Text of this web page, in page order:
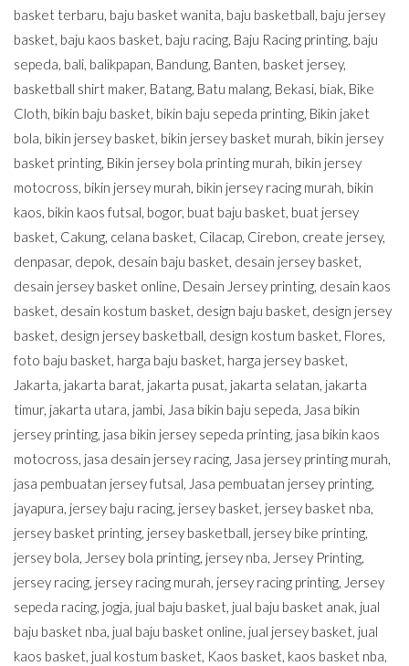
basket terbaru, baju basket wanita, baju basketball, baju jersey
basket, baju kaos basket, baju racing, Baju Racing printing, baju
sepeda, bali, balikpapan, Bandung, Banten, basket jersey,
basketball shirt maker, Batang, Batu malang, Bekasi, biak, Bike
Cloth, bikin baju basket, bikin baju sepeda printing, Bikin jaket
bola, bikin jersey basket, bikin jersey basket murah, bikin jersey
basket printing, Bikin jersey bola printing murah, bikin jersey
motocross, bikin jersey murah, bikin jersey racing murah, bikin
kaos, bikin kaos futsal, bogor, buat baju basket, buat jersey
basket, Cakung, celana basket, Cilacap, Cirebon, create jersey,
denpasar, depok, desain baju basket, desain jersey basket,
desain jersey basket online, Desain Jersey printing, desain kaos
basket, desain kostum basket, design baju basket, design jersey
basket, design jersey basketball, design kostum basket, Flores,
foto baju basket, harga baju basket, harga jersey basket,
Jakarta, jakarta barat, jakarta pusat, jakarta selatan, jakarta
timur, jakarta utara, jambi, Jasa bikin baju sepeda, Jasa bikin
jersey printing, jasa bikin jersey sepeda printing, jasa bikin kaos
motocross, jasa desain jersey racing, Jasa jersey printing murah,
jasa pembuatan jersey futsal, Jasa pembuatan jersey printing,
jayapura, jersey baju racing, jersey basket, jersey basket nba,
jersey basket printing, jersey basketball, jersey bike printing,
jersey bola, Jersey bola printing, jersey nba, Jersey Printing,
jersey racing, jersey racing murah, jersey racing printing, Jersey
sepeda racing, jogja, jual baju basket, jual baju basket anak, jual
baju basket nba, jual baju basket online, jual jersey basket, jual
kaos basket, jual kostum basket, Kaos basket, kaos basket nba,